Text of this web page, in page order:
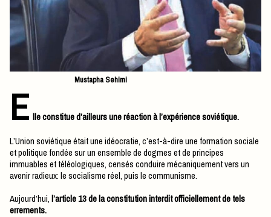
Mustapha Sehimi
E lle constitue d’ailleurs une réaction à l’expérience soviétique.
L’Union soviétique était une idéocratie, c’est-à-dire une formation sociale
et politique fondée sur un ensemble de dogmes et de principes
immuables et téléologiques, censés conduire mécaniquement vers un
avenir radieux: le socialisme réel, puis le communisme.
Aujourd’hui,l’article 13 de la constitution interdit officiellement de tels
errements.